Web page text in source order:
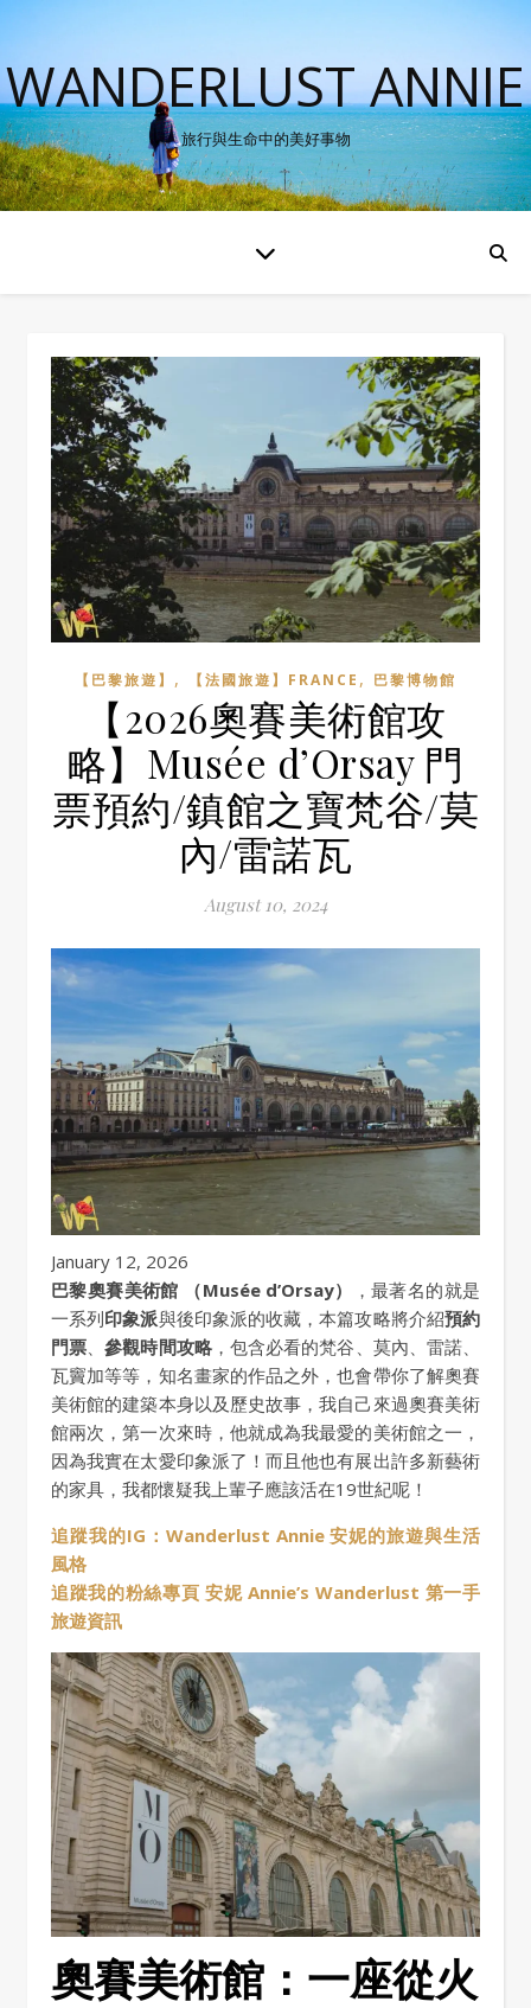
WANDERLUST ANNIE
旅行與生命中的美好事物
【巴黎旅遊】 , 【法國旅遊】FRANCE , 巴黎博物館
【2026奧賽美術館攻
略】Musée d’Orsay 門
票預約/鎮館之寶梵谷/莫
內/雷諾瓦
August 10, 2024
January 12, 2026
巴黎奧賽美術館 （Musée d’Orsay）
，最著名的就是
一系列印象派與後印象派的收藏，本篇攻略將介紹預約
門票 、參觀時間攻略，包含必看的梵谷、莫內、雷諾、
瓦竇加等等，知名畫家的作品之外，也會帶你了解奧賽
美術館的建築本身以及歷史故事，我自己來過奧賽美術
館兩次，第一次來時，他就成為我最愛的美術館之一，
因為我實在太愛印象派了！而且他也有展出許多新藝術
的家具，我都懷疑我上輩子應該活在19世紀呢！
追蹤我的IG：Wanderlust Annie 安妮的旅遊與生活
風格
追蹤我的粉絲專頁 安妮 Annie’s Wanderlust 第一手
旅遊資訊
奧賽美術館：一座從火